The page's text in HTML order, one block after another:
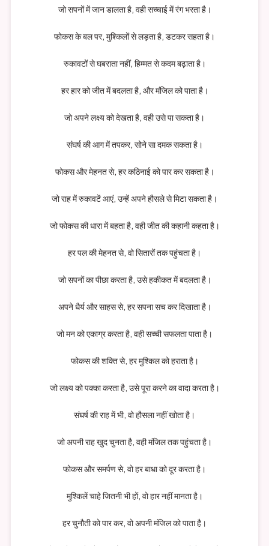
जो सपनों में जान डालता है, वही सच्चाई में रंग भरता है।
फोकस के बल पर, मुश्किलों से लड़ता है, डटकर सहता है।
रुकावटों से घबराता नहीं, हिम्मत से कदम बढ़ाता है।
हर हार को जीत में बदलता है, और मंजिल को पाता है।
जो अपने लक्ष्य को देखता है, वही उसे पा सकता है।
संघर्ष की आग में तपकर, सोने सा दमक सकता है।
फोकस और मेहनत से, हर कठिनाई को पार कर सकता है।
जो राह में रुकावटें आएं, उन्हें अपने हौसले से मिटा सकता है।
जो फोकस की धारा में बहता है, वही जीत की कहानी कहता है।
हर पल की मेहनत से, वो सितारों तक पहुंचता है।
जो सपनों का पीछा करता है, उसे हकीकत में बदलता है।
अपने धैर्य और साहस से, हर सपना सच कर दिखाता है।
जो मन को एकाग्र करता है, वही सच्ची सफलता पाता है।
फोकस की शक्ति से, हर मुश्किल को हराता है।
जो लक्ष्य को पक्का करता है, उसे पूरा करने का वादा करता है।
संघर्ष की राह में भी, वो हौसला नहीं खोता है।
जो अपनी राह खुद चुनता है, वही मंजिल तक पहुंचता है।
फोकस और समर्पण से, वो हर बाधा को दूर करता है।
मुश्किलें चाहे जितनी भी हों, वो हार नहीं मानता है।
हर चुनौती को पार कर, वो अपनी मंजिल को पाता है।